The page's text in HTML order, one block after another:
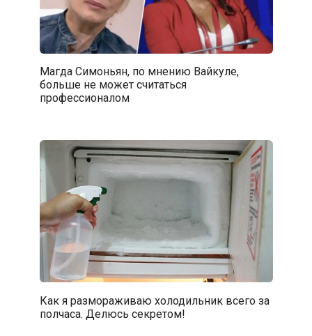
Магда Симоньян, по мнению Вайкуле,
больше не может считаться
профессионалом
Как я размораживаю холодильник всего за
полчаса. Делюсь секретом!